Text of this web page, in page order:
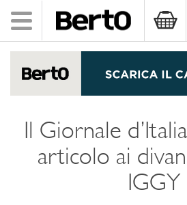
Toggle
navigation
Il Giornale
articolo ai
IGGY